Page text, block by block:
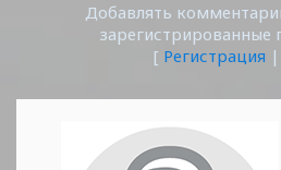
Добавлять
зарегистрированные
[ Регистрация |